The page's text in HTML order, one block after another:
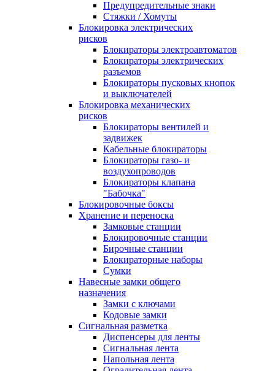
Предупредительные знаки
Стяжки / Хомуты
Блокировка электрических
рисков
Блокираторы электроавтоматов
Блокираторы электрических
разъемов
Блокираторы пусковых кнопок
и выключателей
Блокировка механических
рисков
Блокираторы вентилей и
задвижек
Кабельные блокираторы
Блокираторы газо- и
воздухопроводов
Блокираторы клапана
"Бабочка"
Блокировочные боксы
Хранение и переноска
Замковые станции
Блокировочные станции
Бирочные станции
Блокираторные наборы
Сумки
Навесные замки общего
назначения
Замки с ключами
Кодовые замки
Сигнальная разметка
Диспенсеры для ленты
Сигнальная лента
Напольная лента